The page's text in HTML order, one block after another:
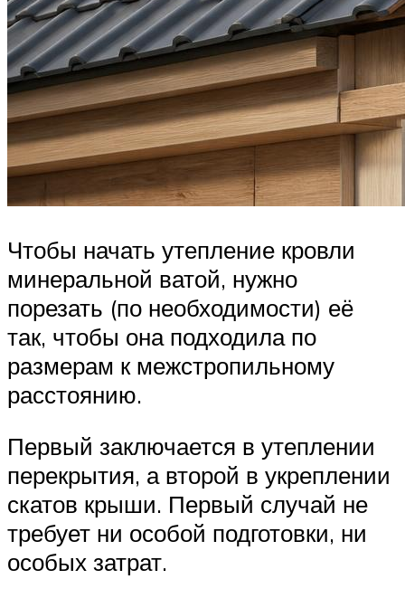
Чтобы начать утепление кровли
минеральной ватой, нужно
порезать (по необходимости) её
так, чтобы она подходила по
размерам к межстропильному
расстоянию.
Первый заключается в утеплении
перекрытия, а второй в укреплении
скатов крыши. Первый случай не
требует ни особой подготовки, ни
особых затрат.